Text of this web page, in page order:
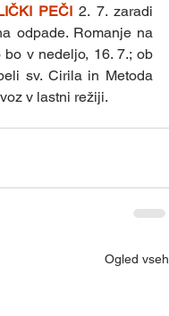
PEČI 2. 7. zaradi
odpade. Romanje na
v nedeljo, 16. 7.; ob
sv. Cirila in Metoda
v lastni režiji.
Ogled vseh